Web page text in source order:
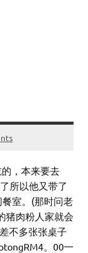
，本来要去
所以他又带了
室。(那时问老
猪肉粉人家就会
不多张张桌子
。00一